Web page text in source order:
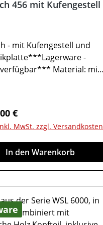
456 mit Kufengestell
- mit Kufengestell und
-
Material: mit
pulverbeschichtet
in cm: B
77 / T 200 Esstisch Type
in Wildeiche
6,0 cm
70 cm Tisch Höhe:
cmWichtige
Preis:
€
MwSt. zzgl. Versandkosten
In den Warenkorb